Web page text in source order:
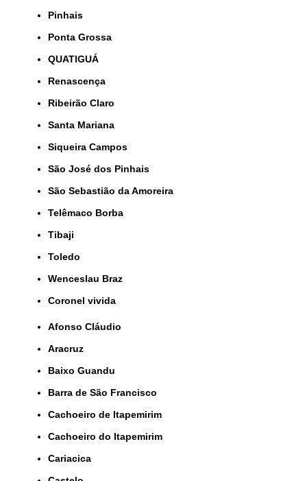
Pinhais
Ponta Grossa
QUATIGUÁ
Renascença
Ribeirão Claro
Santa Mariana
Siqueira Campos
São José dos Pinhais
São Sebastião da Amoreira
Telêmaco Borba
Tibaji
Toledo
Wenceslau Braz
coronel vivida
Afonso Cláudio
Aracruz
Baixo Guandu
Barra de São Francisco
Cachoeiro de Itapemirim
Cachoeiro do Itapemirim
Cariacica